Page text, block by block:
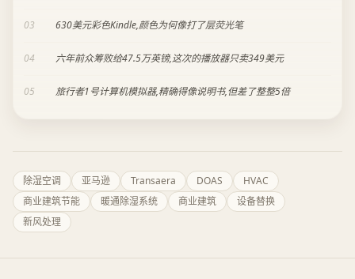
03 630美元彩色Kindle,颜色为何像打了层荧光笔
04 六年前众筹败给47.5万英镑,这次的播放器只卖349美元
05 旅行者1号计算机模拟器,精确得像说明书,但差了整整5倍
除湿空调 亚马逊 Transaera DOAS
HVAC
商业建筑节能
暖通除湿系统 商业建筑
设备替换
新风处理